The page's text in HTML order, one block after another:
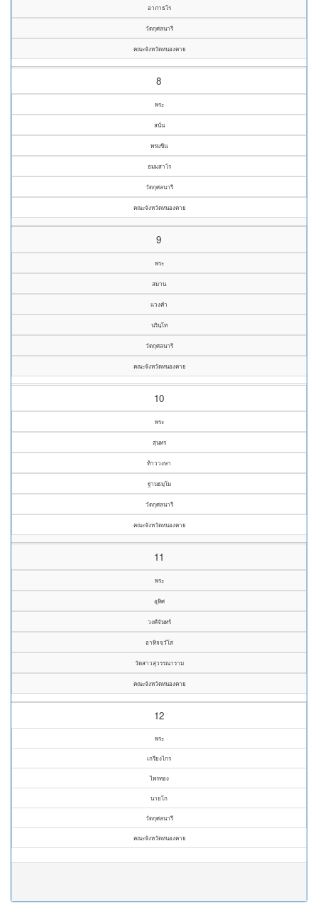
อาภาธโร
วัดกุศลนารี
คณะจังหวัดหนองคาย
8
พระ
สนั่น
พรมขีน
ธมมสาโร
วัดกุศลนารี
คณะจังหวัดหนองคาย
9
พระ
สมาน
แวงคำ
นรินฺโท
วัดกุศลนารี
คณะจังหวัดหนองคาย
10
พระ
สุนทร
ท้าววงษา
ฐานธมฺโม
วัดกุศลนารี
คณะจังหวัดหนองคาย
11
พระ
อุทิศ
วงศ์จันทร์
อาทิจจฺวํโส
วัดสาวสุวรรณาราม
คณะจังหวัดหนองคาย
12
พระ
เกรียงไกร
ไพรทอง
นายโก
วัดกุศลนารี
คณะจังหวัดหนองคาย